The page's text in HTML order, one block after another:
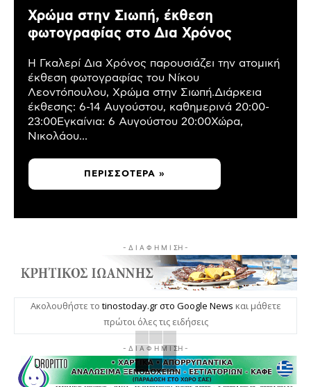
Χρώμα στην Σιωπή, έκθεση
φωτογραφίας στο Δια Χρόνος
Η Γκαλερί Δια Χρόνος παρουσιάζει την ατομική
έκθεση φωτογραφίας του Νίκου
Λεοντόπουλου, Χρώμα στην Σιωπή.Διάρκεια
έκθεσης: 6-14 Αυγούστου, καθημερινά 20:00-
23:00Εγκαίνια: 6 Αυγούστου 20:00Χώρα,
Νικολάου...
ΠΕΡΙΣΣΌΤΕΡΑ »
- Δ Ι Α Φ Η Μ Ι ΣΗ -
Ακολουθήστε το tinostoday.gr στο Google News και μάθετε
πρώτοι όλες τις ειδήσεις
- Δ Ι Α Φ Η Μ Ι ΣΗ -